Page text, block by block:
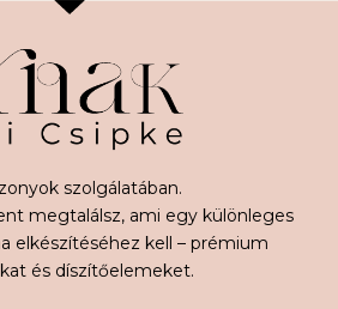
szolgálatában.
megtalálsz, ami egy különleges
elkészítéséhez kell – prémium
és díszítőelemeket.